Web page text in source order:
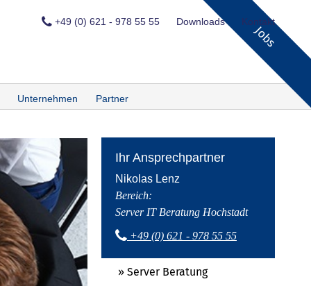
Jobs
+49 (0) 621 - 978 55 55 Downloads Kontakt
Unternehmen Partner
Ihr Ansprechpartner
Nikolas Lenz
Bereich:
Server IT Beratung Hochstadt
+49 (0) 621 - 978 55 55
» Server Beratung